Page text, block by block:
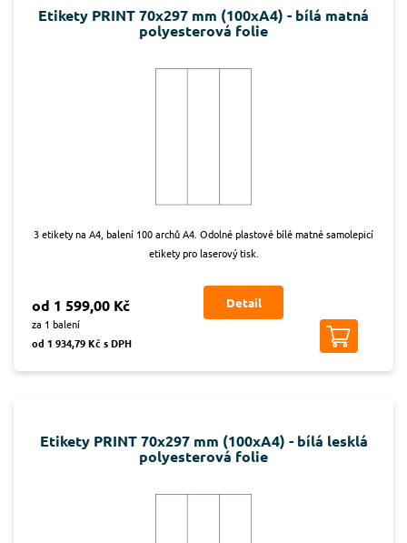
Etikety PRINT 70x297 mm (100xA4) - bílá matná
polyesterová folie
3 etikety na A4, balení 100 archů A4. Odolné plastové bílé matné samolepicí
etikety pro laserový tisk.
od 1 599,00 Kč
za 1 balení
od 1 934,79 Kč s DPH
Detail
Etikety PRINT 70x297 mm (100xA4) - bílá lesklá
polyesterová folie